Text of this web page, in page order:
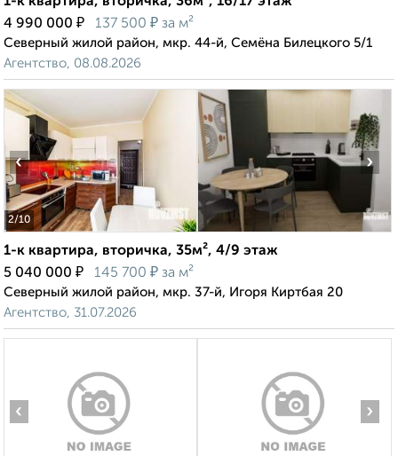
4 990 000 ₽ 137 500 ₽ за м²
Северный жилой район, мкр. 44-й, Семёна Билецкого 5/1
Агентство, 08.08.2026
2/10
‹ ›
1-к квартира, вторичка, 35м², 4/9 этаж
5 040 000 ₽ 145 700 ₽ за м²
Северный жилой район, мкр. 37-й, Игоря Киртбая 20
Агентство, 31.07.2026
‹ ›